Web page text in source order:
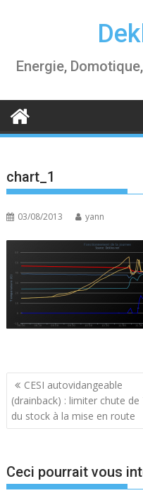
Energie,
chart_1
03/08/2013 yann
Navigation
de
l’article
CESI autovidangeable
(drainback) : limiter chute de
du stock à la mise en route
Ceci pourrait vous